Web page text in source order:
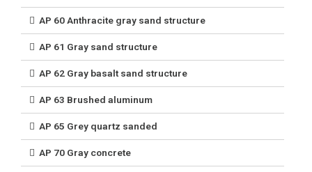
AP 60 Anthracite gray sand structure
AP 61 Gray sand structure
AP 62 Gray basalt sand structure
AP 63 Brushed aluminum
AP 65 Grey quartz sanded
AP 70 Gray concrete